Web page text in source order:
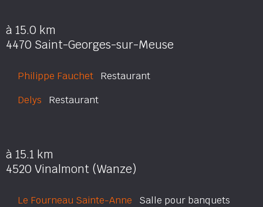
à 15.0 km
4470 Saint-Georges-sur-Meuse
Philippe Fauchet Restaurant
Delys Restaurant
à 15.1 km
4520 Vinalmont (Wanze)
Le Fourneau Sainte-Anne Salle pour banquets